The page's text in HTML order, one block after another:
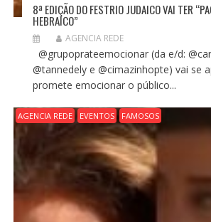
8ª EDIÇÃO DO FESTRIO JUDAICO VAI TER
HEBRAICO”
AGENCIA REDE
@grupoprateemocionar (da e/d:
@tannedely e @cimazinhopte) vai se
promete emocionar o público...
AGENCIA REDE EVENTOS FAMOSOS